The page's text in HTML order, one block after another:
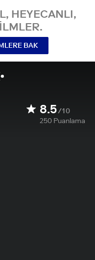
HEYECANLI,
BAK
8.5/10
250 Puanlama